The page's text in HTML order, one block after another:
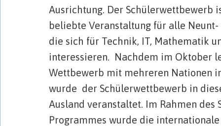
Ausrichtung. Der Schülerwettbewerb
beliebte Veranstaltung für alle
die sich für Technik, IT, Mathematik
interessieren. Nachdem im Oktober
Wettbewerb mit mehreren Nationen
wurde der Schülerwettbewerb in
Ausland veranstaltet. Im Rahmen des
Programmes wurde die